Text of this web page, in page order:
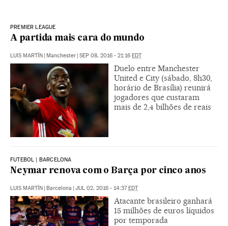
PREMIER LEAGUE
A partida mais cara do mundo
LUIS MARTÍN Manchester SEP 08, 2016 - 21:16 EDT
Duelo entre Manchester
United e City (sábado, 8h30,
horário de Brasília) reunirá
jogadores que custaram
mais de 2,4 bilhões de reais
FUTEBOL | BARCELONA
Neymar renova com o Barça por cinco anos
LUIS MARTÍN Barcelona JUL 02, 2016 - 14:37 EDT
Atacante brasileiro ganhará
15 milhões de euros líquidos
por temporada